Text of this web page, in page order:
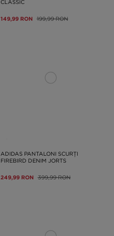
CLASSIC
149,99 RON 199,99 RON
ADIDAS PANTALONI SCURȚI
FIREBIRD DENIM JORTS
249,99 RON 399,99 RON